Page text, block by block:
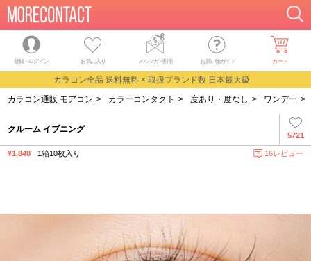
登録・ログイン お気に入り メルマガ・割引 お買い物ガイド カート
カラコン全品 送料無料 × 取扱ブランド数 日本最大級
カラコン通販 モアコン > カラーコンタクト > 度あり・度なし > ワンデー >
5721
クルーム イブニング
¥1,848 1箱10枚入り 16レビュー